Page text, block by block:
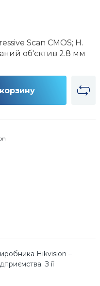
Scan CMOS; H.
об'єктив 2.8 мм
Hikvision –
З її